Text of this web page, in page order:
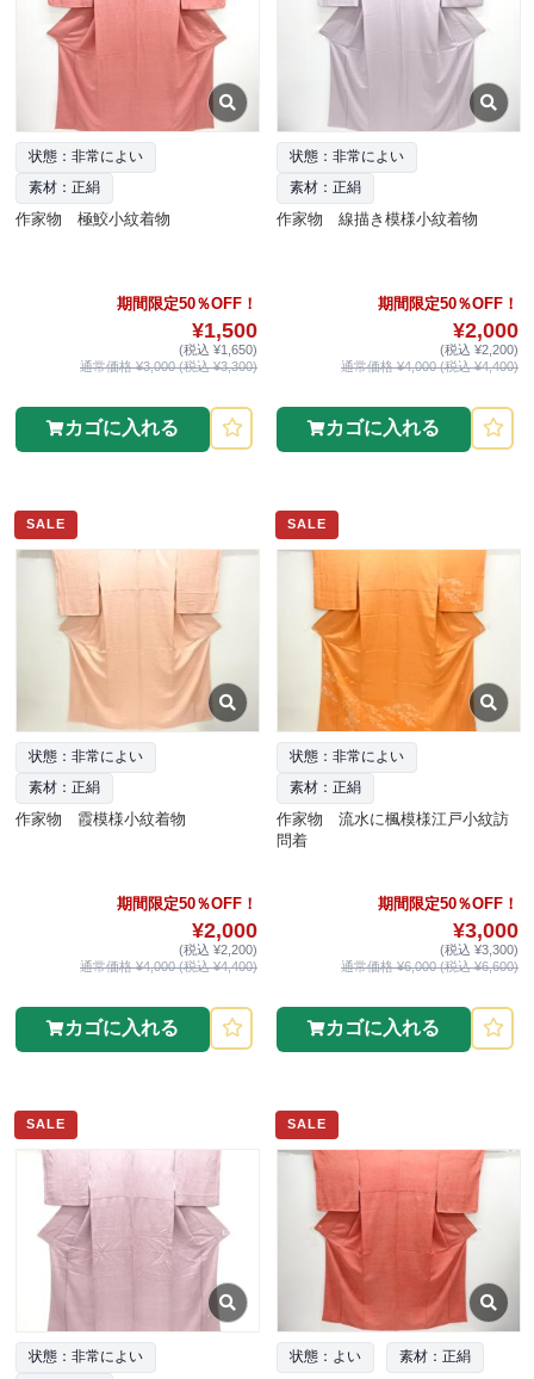
状態：非常によい
素材：正絹
作家物 極鮫小紋着物
期間限定50％OFF！
¥1,500
(税込 ¥1,650)
通常価格 ¥3,000 (税込 ¥3,300)
カゴに入れる
状態：非常によい
素材：正絹
作家物 線描き模様小紋着物
期間限定50％OFF！
¥2,000
(税込 ¥2,200)
通常価格 ¥4,000 (税込 ¥4,400)
カゴに入れる
SALE
状態：非常によい
素材：正絹
作家物 霞模様小紋着物
期間限定50％OFF！
¥2,000
(税込 ¥2,200)
通常価格 ¥4,000 (税込 ¥4,400)
カゴに入れる
SALE
状態：非常によい
素材：正絹
作家物 流水に楓模様江戸小紋訪
問着
期間限定50％OFF！
¥3,000
(税込 ¥3,300)
通常価格 ¥6,000 (税込 ¥6,600)
カゴに入れる
SALE
状態：非常によい
SALE
状態：よい 素材：正絹